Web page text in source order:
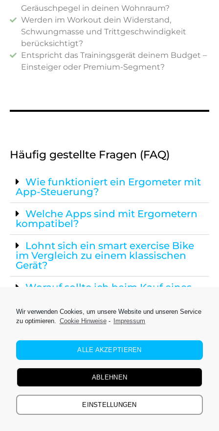
Geräuschpegel in deinen Wohnraum?
Werden im Workout dein Widerstand,
Schwungmasse und Trittgeschwindigkeit
berücksichtigt?
Entspricht das Trainingsgerät deinem Budget –
Einsteiger oder Premium-Segment?
Häufig gestellte Fragen (FAQ)
Wie funktioniert ein Ergometer mit
App-Steuerung?
Welche Apps sind mit Ergometern
kompatibel?
Lohnt sich ein smart exercise Bike
im Vergleich zu einem klassischen
Gerät?
Worauf sollte ich beim Kauf eines
Welche Trainingsziele lassen sich
intelligenten Heimtrainer erreichen?
markierte Links sind Affiliate-Links. Wenn
Sie über einen dieser Links etwas kaufen,
erhalten wir eine Provision. Für Sie bleibt der
Preis unverändert – es entstehen keine
Wir verwenden Cookies, um unsere Website und unseren Service
zu optimieren. Cookie Hinweise- Impressum
ALLE AKZEPTIEREN
ABLEHNEN
EINSTELLUNGEN